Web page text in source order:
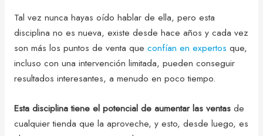
Tal vez nunca hayas oído hablar de ella, pero esta
disciplina no es nueva, existe desde hace años y cada vez
son más los puntos de venta que confían en expertos que,
incluso con una intervención limitada, pueden conseguir
resultados interesantes, a menudo en poco tiempo.
Esta disciplina tiene el potencial de aumentar las ventasde
cualquier tienda que la aproveche, y esto, desde luego, es